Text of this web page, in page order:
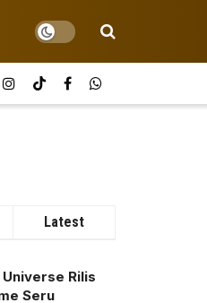
Latest
Universe Rilis
Seru